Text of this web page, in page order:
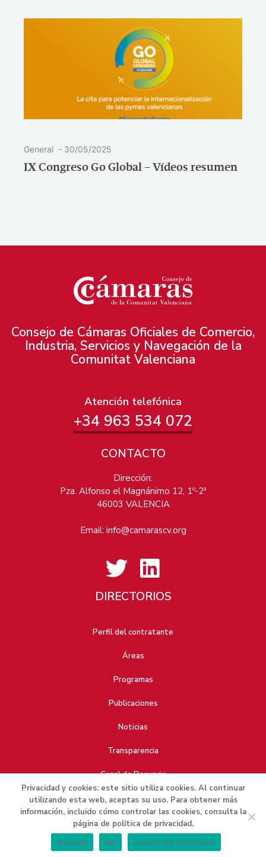
General - 30/05/2025
IX Congreso Go Global – Vídeos resumen
Consejo de Cámaras Oficiales de Comercio,
Industria, Servicios y Navegación de la
Comunitat Valenciana
Atención telefónica
+34 963 534 072
CONTACTO
Dirección:
Pza. Alfonso el Magnánimo 12, 1º-2ª
46003 VALENCIA
Email: info@camarascv.org
DIRECTORIOS
Perfil del contratante
Áreas
Programas
Publicaciones
Noticias
Transparencia
Canal de Denuncia
Política de privacidad Aviso legal
Privacidad y cookies: este sitio utiliza cookies. Al continuar
utilizando esta web, aceptas su uso. Para obtener más
información, incluido cómo controlar las cookies, consulta la
página de política de privacidad.
Aceptar No Política de privacidad